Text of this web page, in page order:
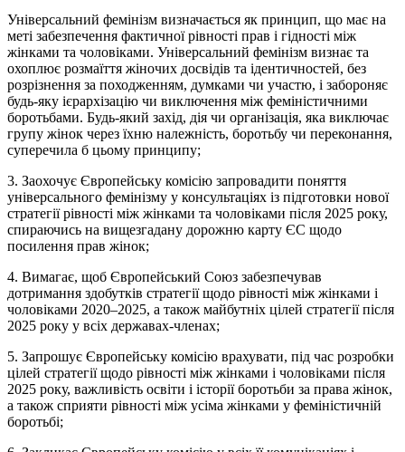
Універсальний фемінізм визначається як принцип, що має на
меті забезпечення фактичної рівності прав і гідності між
жінками та чоловіками. Універсальний фемінізм визнає та
охоплює розмаїття жіночих досвідів та ідентичностей, без
розрізнення за походженням, думками чи участю, і забороняє
будь-яку ієрархізацію чи виключення між феміністичними
боротьбами. Будь-який захід, дія чи організація, яка виключає
групу жінок через їхню належність, боротьбу чи переконання,
суперечила б цьому принципу;
3. Заохочує Європейську комісію запровадити поняття
універсального фемінізму у консультаціях із підготовки нової
стратегії рівності між жінками та чоловіками після 2025 року,
спираючись на вищезгадану дорожню карту ЄС щодо
посилення прав жінок;
4. Вимагає, щоб Європейський Союз забезпечував
дотримання здобутків стратегії щодо рівності між жінками і
чоловіками 2020–2025, а також майбутніх цілей стратегії після
2025 року у всіх державах-членах;
5. Запрошує Європейську комісію врахувати, під час розробки
цілей стратегії щодо рівності між жінками і чоловіками після
2025 року, важливість освіти і історії боротьби за права жінок,
а також сприяти рівності між усіма жінками у феміністичній
боротьбі;